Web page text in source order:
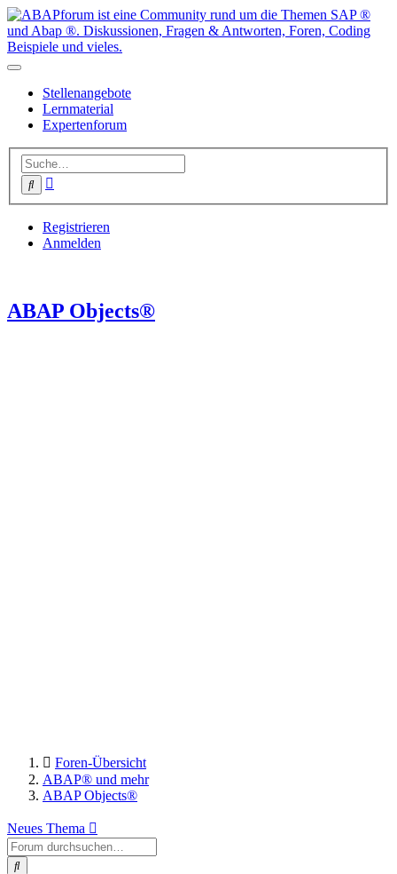
Stellenangebote
Lernmaterial
Expertenforum
Suche
Registrieren
Anmelden
ABAP Objects®
Foren-Übersicht
ABAP® und mehr
ABAP Objects®
Neues Thema
Suche